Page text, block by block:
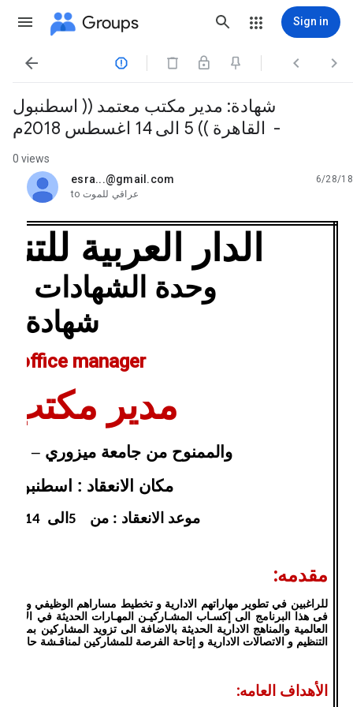
Groups Sign in
   
شهادة: مدير مكتب معتمد (( اسطنبول
- القاهرة )) 5 الى 14 اغسطس 2018م
0 views
esra...@gmail.com
unread,
6/28/18
to عراقي للموت
الدار العربية
وحدة الشهادات
شهادة:
office manager
مدير مكتب
والممنوح من جامعة ميزوري –
مكان الانعقاد : اسطنبول
موعد الانعقاد : من 5الى 14
مقدمه:
للراغبين في تطوير مهاراتهم الادارية و تخطيط مساراهم الوظيفي و
فى هذا البرنامج الى إكسـاب المشـاركيـن المهـارات الحديثة في الادارة
العالمية والمناهج الادارية الحديثة بالاضافة الى تزويد المشاركين
التنظيم و الاتصالات الادارية و إتاحة الفرصة للمشاركين لمناقـشة
الأهداف العامه: